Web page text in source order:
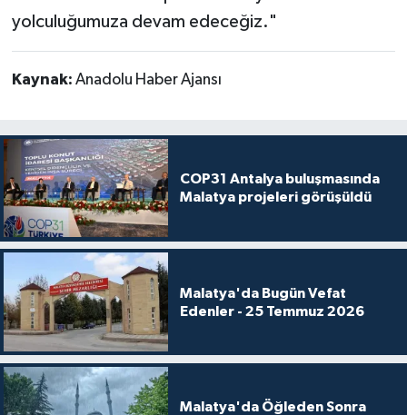
yolculuğumuza devam edeceğiz."
Kaynak: Anadolu Haber Ajansı
COP31 Antalya buluşmasında
Malatya projeleri görüşüldü
Malatya'da Bugün Vefat
Edenler - 25 Temmuz 2026
Malatya'da Öğleden Sonra